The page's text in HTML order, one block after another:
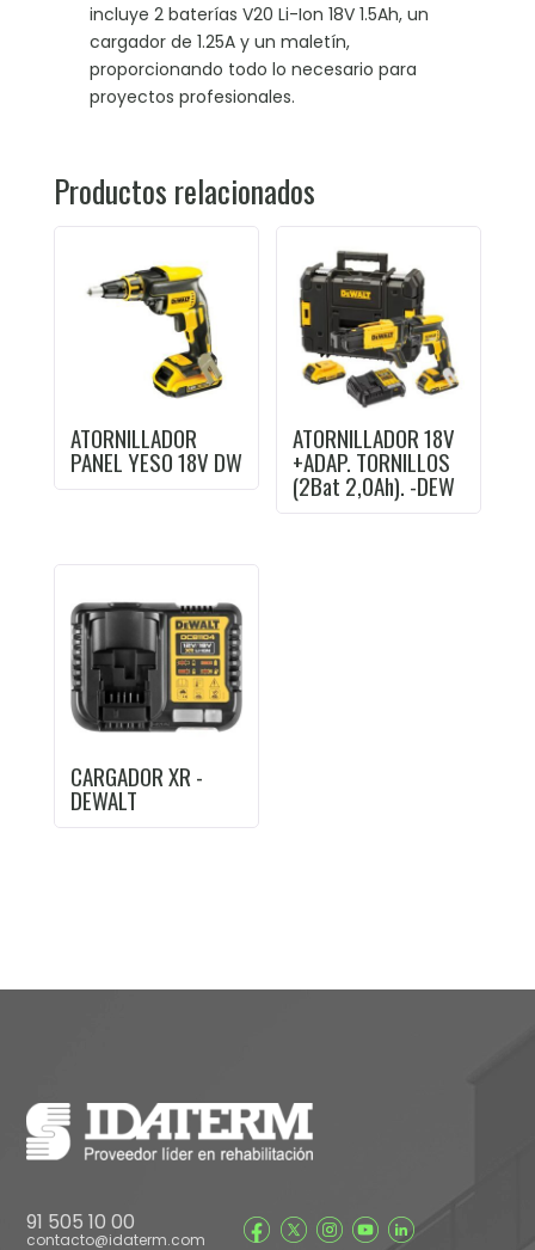
incluye 2 baterías V20 Li-Ion 18V 1.5Ah, un
cargador de 1.25A y un maletín,
proporcionando todo lo necesario para
proyectos profesionales.
Productos relacionados
ATORNILLADOR
PANEL YESO 18V DW
ATORNILLADOR 18V
+ADAP. TORNILLOS
(2Bat 2,0Ah). -DEW
CARGADOR XR -
DEWALT
91 505 10 00
contacto@idaterm.com